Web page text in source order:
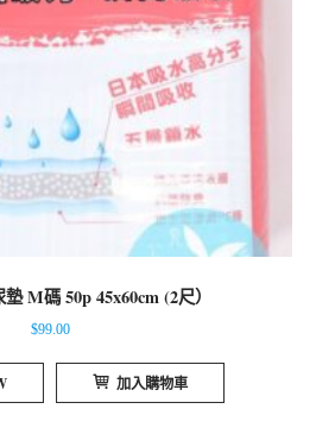
M碼 50p 45x60cm (2尺）
$99.00
加入購物車